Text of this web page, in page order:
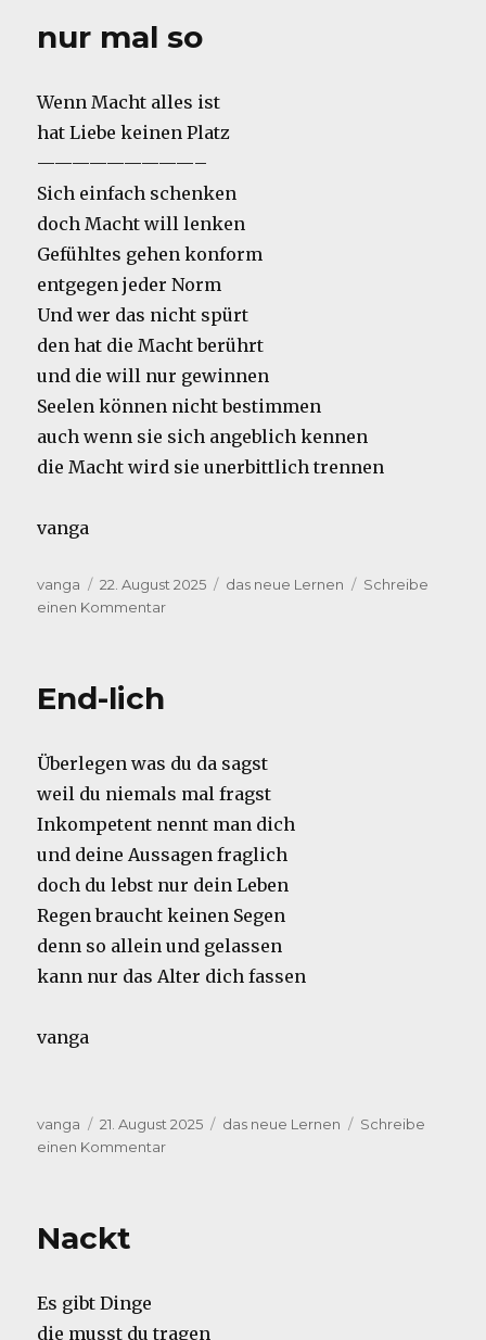
nur mal so
Wenn Macht alles ist
hat Liebe keinen Platz
—————————–
Sich einfach schenken
doch Macht will lenken
Gefühltes gehen konform
entgegen jeder Norm
Und wer das nicht spürt
den hat die Macht berührt
und die will nur gewinnen
Seelen können nicht bestimmen
auch wenn sie sich angeblich kennen
die Macht wird sie unerbittlich trennen
vanga
Autor
vanga
Veröffentlicht
am
22. August 2025 Kategorien
das neue Lernen
Schreibe
einen Kommentarzu
End-lich
Überlegen was du da sagst
weil du niemals mal fragst
Inkompetent nennt man dich
und deine Aussagen fraglich
doch du lebst nur dein Leben
Regen braucht keinen Segen
denn so allein und gelassen
kann nur das Alter dich fassen
vanga
Autor
vanga
Veröffentlicht
am
21. August 2025 Kategorien
das neue Lernen
Schreibe
einen Kommentarzu
Nackt
Es gibt Dinge
die musst du tragen